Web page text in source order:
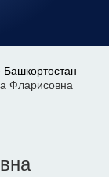
Фларисовна